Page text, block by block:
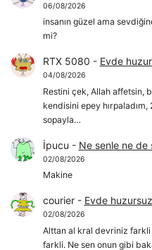
06/08/2026
insanın güzel ama
mi?
RTX 5080 - Evde
04/08/2026
Restini çek, Allah affetsin,
kendisini epey
sopayla…
İpucu - Ne senle ne de
02/08/2026
Makine
courier- Evde
02/08/2026
Alttan al kral devriniz farkli
farkli. Ne sen onun gibi